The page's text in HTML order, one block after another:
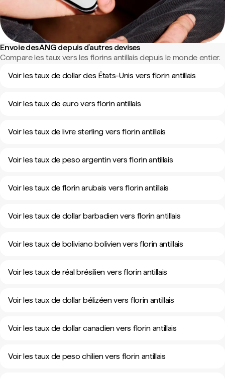
Envoie des ANG depuis d'autres devises
Compare les taux vers les florins antillais depuis le monde entier.
Voir les taux de dollar des États-Unis vers florin antillais
Voir les taux de euro vers florin antillais
Voir les taux de livre sterling vers florin antillais
Voir les taux de peso argentin vers florin antillais
Voir les taux de florin arubais vers florin antillais
Voir les taux de dollar barbadien vers florin antillais
Voir les taux de boliviano bolivien vers florin antillais
Voir les taux de réal brésilien vers florin antillais
Voir les taux de dollar bélizéen vers florin antillais
Voir les taux de dollar canadien vers florin antillais
Voir les taux de peso chilien vers florin antillais